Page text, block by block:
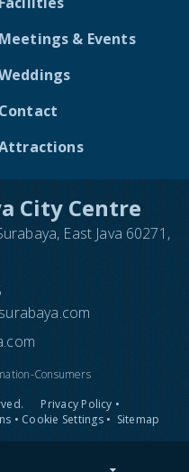
City Centre
East Java 60271,
Consumers
Privacy Policy •
• Cookie Settings • Sitemap
Meetings & Events
Contact